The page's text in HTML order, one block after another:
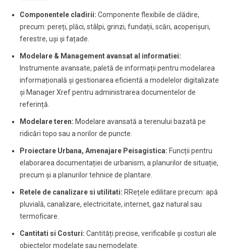
Componentele cladirii: Componente flexibile de clădire,
precum: pereți, plăci, stâlpi, grinzi, fundații, scări, acoperișuri,
ferestre, uși și fațade.
Modelare & Management avansat al informatiei:
Instrumente avansate, paletă de informații pentru modelarea
informațională și gestionarea eficientă a modelelor digitalizate
și Manager Xref pentru administrarea documentelor de
referință.
Modelare teren: Modelare avansată a terenului bazată pe
ridicări topo sau a norilor de puncte.
Proiectare Urbana, Amenajare Peisagistica: Funcții pentru
elaborarea documentației de urbanism, a planurilor de situație,
precum și a planurilor tehnice de plantare.
Retele de canalizare si utilitati: RRețele edilitare precum: apă
pluvială, canalizare, electricitate, internet, gaz natural sau
termoficare.
Cantitati si Costuri: Cantități precise, verificabile și costuri ale
obiectelor modelate sau nemodelate.